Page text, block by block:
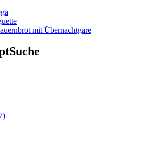
mit Übernachtgare